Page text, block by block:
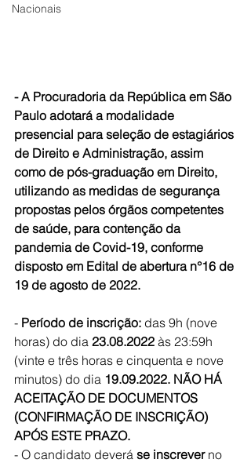
Nacionais
- A Procuradoria da República em São
Paulo adotará a modalidade
presencial para seleção de estagiários
de Direito e Administração, assim
como de pós-graduação em Direito,
utilizando as medidas de segurança
propostas pelos órgãos competentes
de saúde, para contenção da
pandemia de Covid-19, conforme
disposto em Edital de abertura n°16 de
19 de agosto de 2022.
- Período de inscrição: das 9h (nove
horas) do dia 23.08.2022 às 23:59h
(vinte e três horas e cinquenta e nove
minutos) do dia 19.09.2022. NÃO HÁ
ACEITAÇÃO DE DOCUMENTOS
(CONFIRMAÇÃO DE INSCRIÇÃO)
APÓS ESTE PRAZO.
- O candidato deverá se inscrever no